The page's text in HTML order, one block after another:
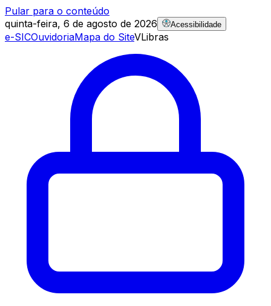
Pular para o conteúdo
quinta-feira, 6 de agosto de 2026
Acessibilidade
e-SICOuvidoriaMapa do SiteVLibras